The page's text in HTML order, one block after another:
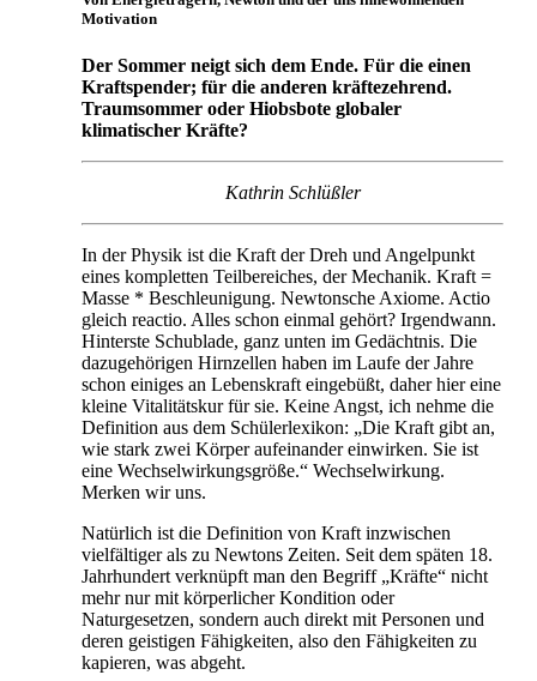
Motivation
Der Sommer neigt sich dem Ende. Für die einen
Kraftspender; für die anderen kräftezehrend.
Traumsommer oder Hiobsbote globaler
klimatischer Kräfte?
Kathrin Schlüßler
In der Physik ist die Kraft der Dreh und Angelpunkt
eines kompletten Teilbereiches, der Mechanik. Kraft =
Masse * Beschleunigung. Newtonsche Axiome. Actio
gleich reactio. Alles schon einmal gehört? Irgendwann.
Hinterste Schublade, ganz unten im Gedächtnis. Die
dazugehörigen Hirnzellen haben im Laufe der Jahre
schon einiges an Lebenskraft eingebüßt, daher hier eine
kleine Vitalitätskur für sie. Keine Angst, ich nehme die
Definition aus dem Schülerlexikon: „Die Kraft gibt an,
wie stark zwei Körper aufeinander einwirken. Sie ist
eine Wechselwirkungsgröße.“ Wechselwirkung.
Merken wir uns.
Natürlich ist die Definition von Kraft inzwischen
vielfältiger als zu Newtons Zeiten. Seit dem späten 18.
Jahrhundert verknüpft man den Begriff „Kräfte“ nicht
mehr nur mit körperlicher Kondition oder
Naturgesetzen, sondern auch direkt mit Personen und
deren geistigen Fähigkeiten, also den Fähigkeiten zu
kapieren, was abgeht.